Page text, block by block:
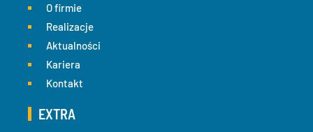
O firmie
Realizacje
Aktualności
Kariera
Kontakt
EXTRA